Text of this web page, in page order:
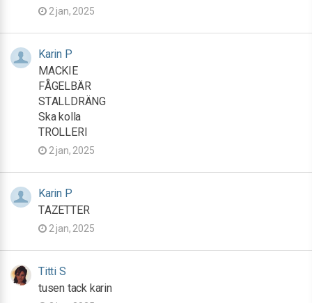
2 jan, 2025
Karin P
MACKIE
FÅGELBÄR
STALLDRÄNG
Ska kolla
TROLLERI
2 jan, 2025
Karin P
TAZETTER
2 jan, 2025
Titti S
tusen tack karin